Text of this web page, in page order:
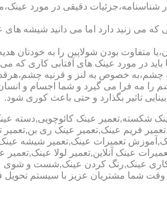
شناسنامه،جزئیات دقیقی در مورد
می زنید دارد اما می دانید شیشه
متفاوت بودن شولاپین را به خودتان
در مورد عینک های آفتابی کاری که می
خصوص به لنز و قرنیه
چشم را مه فرا می گیرد و شما اجسام و
تاثیر بگذارد و حتی باعث کوری شود.
عینک شکسته,تعمیر عینک
فریم عینک,تعمیر عینک ری
تعمیرات عینک,تعمیر شیشه
عینک آنلاین,تعمیر لولا
عینک,رنگ کردن عینک,شست و
وقت شما مشتریان عزیز با سیستم